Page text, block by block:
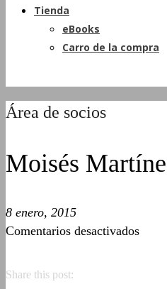
Tienda
eBooks
Carro de la compra
Área de socios
Moisés
8 enero, 2015
Comentarios desactivadosen
Share this post: